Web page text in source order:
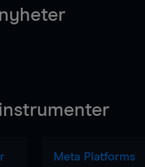
Meta Platforms